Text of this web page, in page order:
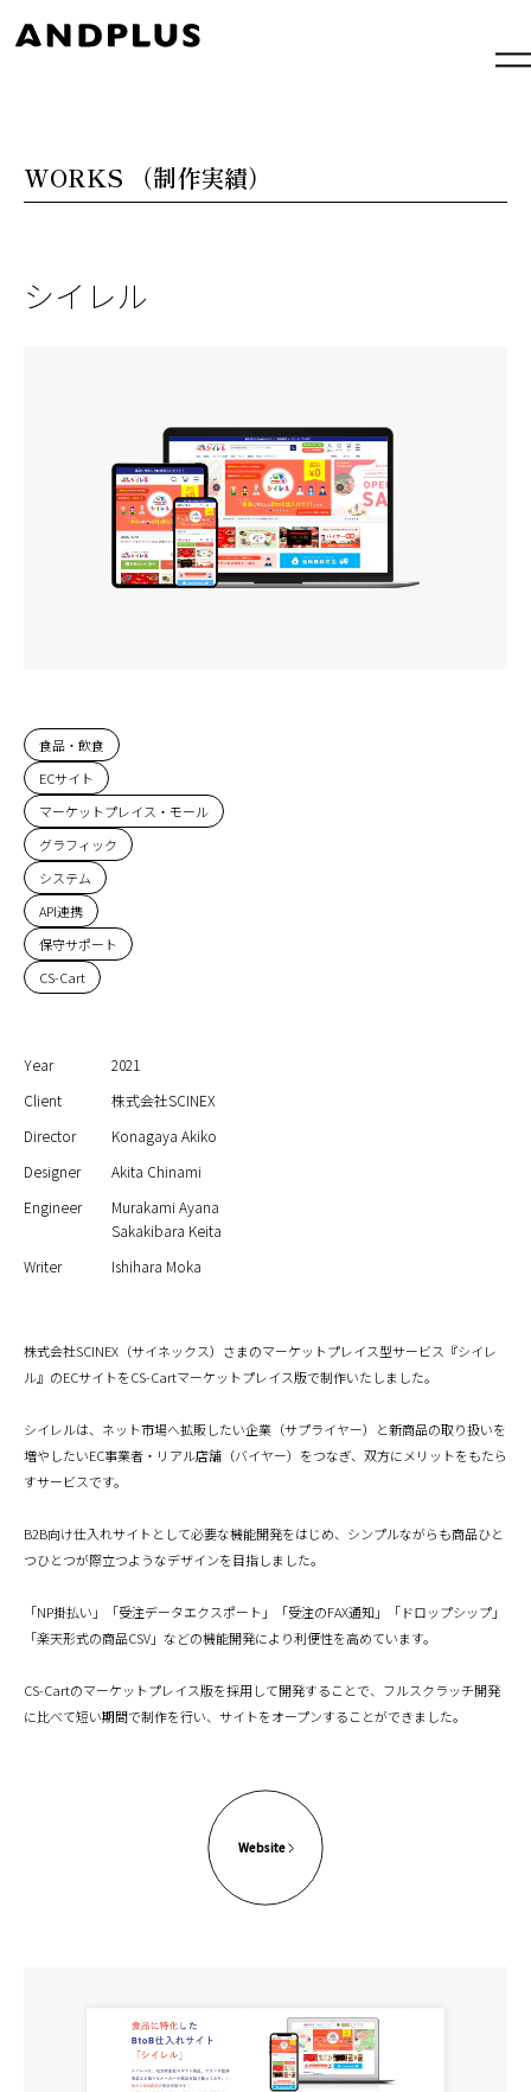
WORKS （制作実績）
シイレル
食品・飲食
ECサイト
マーケットプレイス・モール
グラフィック
システム
API連携
保守サポート
CS-Cart
Year
2021
Client
株式会社SCINEX
Director
Konagaya Akiko
Designer
Akita Chinami
Engineer
Murakami Ayana
Sakakibara Keita
Writer
Ishihara Moka
Website
株式会社SCINEX（サイネックス）さまのマーケットプレイス型サービス『シイレ
ル』のECサイトをCS-Cartマーケットプレイス版で制作いたしました。
シイレルは、ネット市場へ拡販したい企業（サプライヤー）と新商品の取り扱いを
増やしたいEC事業者・リアル店舗（バイヤー）をつなぎ、双方にメリットをもたら
すサービスです。
B2B向け仕入れサイトとして必要な機能開発をはじめ、シンプルながらも商品ひと
つひとつが際立つようなデザインを目指しました。
「NP掛払い」「受注データエクスポート」「受注のFAX通知」「ドロップシップ」
「楽天形式の商品CSV」などの機能開発により利便性を高めています。
CS-Cartのマーケットプレイス版を採用して開発することで、フルスクラッチ開発
に比べて短い期間で制作を行い、サイトをオープンすることができました。